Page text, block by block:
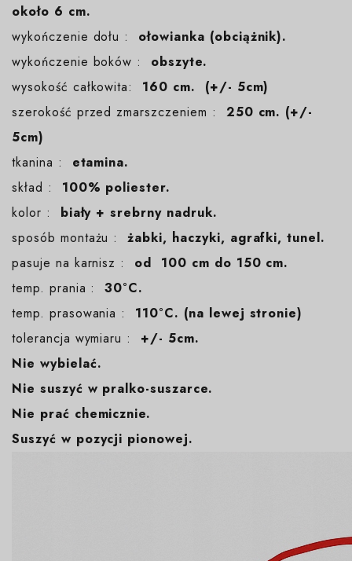
około 6 cm.
wykończenie dołu : ołowianka (obciążnik).
wykończenie boków : obszyte.
wysokość całkowita: 160 cm. (+/- 5cm)
szerokość przed zmarszczeniem : 250 cm. (+/-
5cm)
tkanina : etamina.
skład : 100% poliester.
kolor : biały + srebrny nadruk.
sposób montażu :żabki, haczyki, agrafki, tunel.
pasuje na karnisz : od 100 cm do 150 cm.
temp. prania :30°C.
temp. prasowania : 110°C. (na lewej stronie)
tolerancja wymiaru :
+/- 5cm.
Nie wybielać.
Nie suszyć w pralko-suszarce.
Nie prać chemicznie.
Suszyć w pozycji pionowej.